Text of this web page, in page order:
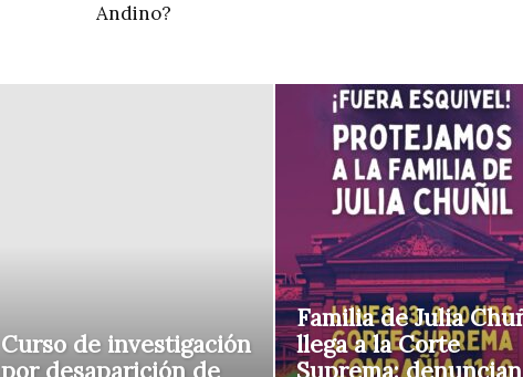
Andino?
Curso de investigación
por desaparición de
Familia de Julia
llega a la Corte
Suprema: denuncian